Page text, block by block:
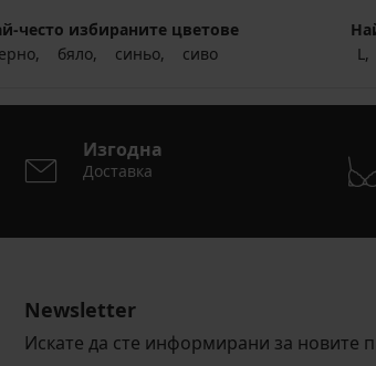
често избираните цветове
бяло синьо сиво
L
Изгодна
Доставка
Newsletter
Искате да сте информирани за новите